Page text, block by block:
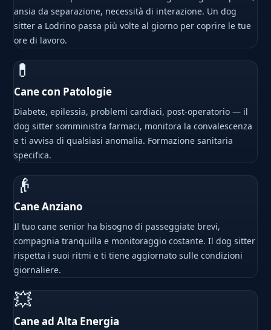
ansia da separazione, necessità di interazione. Un dog
sitter a Lodrino passa più volte al giorno per coprire le tue
ore di lavoro.
💊
Cane con Patologie
Diabete, epilessia, problemi cardiaci, post-operatorio — il
dog sitter somministra farmaci, monitora la convalescenza
e ti avvisa di qualsiasi anomalia. Formazione sanitaria
specifica.
👴
Cane Anziano
Il tuo cane senior ha bisogno di passeggiate brevi,
compagnia tranquilla e monitoraggio costante. Il dog sitter
rispetta i suoi ritmi e ti tiene aggiornato sulle condizioni
giornaliere.
💥
Cane ad Alta Energia